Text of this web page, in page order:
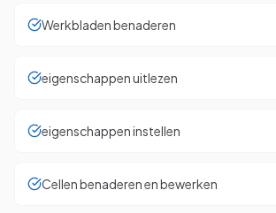
Werkbladen benaderen
eigenschappen uitlezen
eigenschappen instellen
Cellen benaderen en bewerken